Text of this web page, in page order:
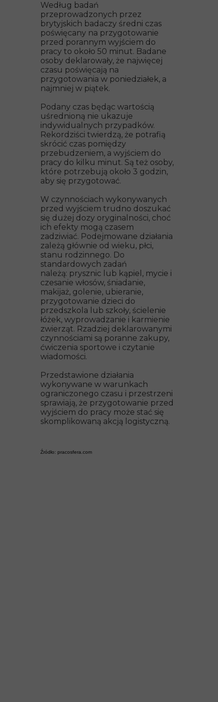
Według badań
przeprowadzonych przez
brytyjskich badaczy średni czas
poświęcany na przygotowanie
przed porannym wyjściem do
pracy to około 50 minut. Badane
osoby deklarowały, że najwięcej
czasu poświęcają na
przygotowania w poniedziałek, a
najmniej w piątek.
Podany czas będąc wartością
uśrednioną nie ukazuje
indywidualnych przypadków.
Rekordziści twierdzą, że potrafią
skrócić czas pomiędzy
przebudzeniem, a wyjściem do
pracy do kilku minut. Są też osoby,
które potrzebują około 3 godzin,
aby się przygotować.
W czynnościach wykonywanych
przed wyjściem trudno doszukać
się dużej dozy oryginalności, choć
ich efekty mogą czasem
zadziwiać. Podejmowane działania
zależą głównie od wieku, płci,
stanu rodzinnego. Do
standardowych zadań
należą: prysznic lub kąpiel, mycie i
czesanie włosów, śniadanie,
makijaż, golenie, ubieranie,
przygotowanie dzieci do
przedszkola lub szkoły, ścielenie
łóżek, wyprowadzanie i karmienie
zwierząt. Rzadziej deklarowanymi
czynnościami są poranne zakupy,
ćwiczenia sportowe i czytanie
wiadomości.
Przedstawione działania
wykonywane w warunkach
ograniczonego czasu i przestrzeni
sprawiają, że przygotowanie przed
wyjściem do pracy może stać się
skomplikowaną akcją logistyczną.
Źródło: pracosfera.com